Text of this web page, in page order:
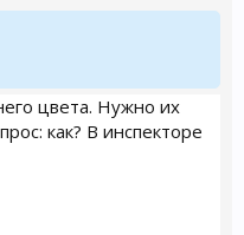
цвета. Нужно их
как? В инспекторе